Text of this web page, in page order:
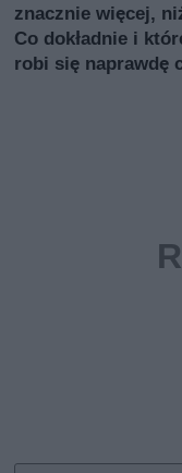
znacznie więcej,
Co dokładnie i
robi się naprawdę